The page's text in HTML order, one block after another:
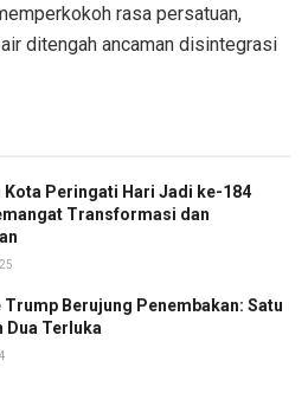
rasa persatuan,
ditengah ancaman disintegrasi
Kota Peringati Hari Jadi ke-184
Transformasi dan
Trump Berujung Penembakan: Satu
Dua Terluka